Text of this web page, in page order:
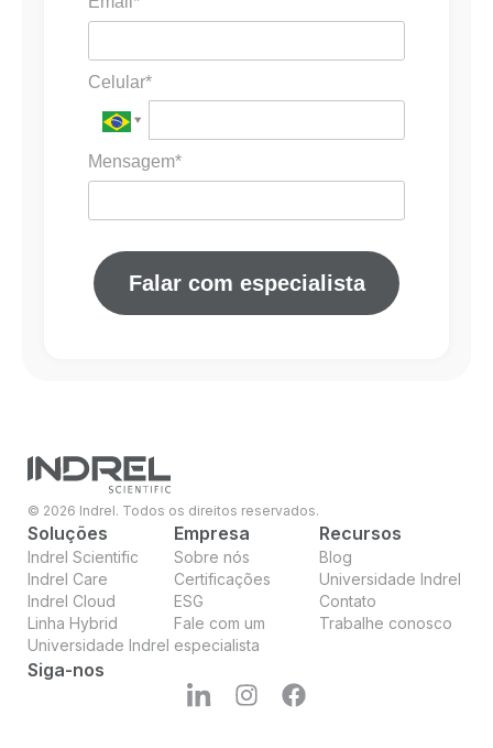
Celular*
Mensagem*
Falar com especialista
© 2026 Indrel. Todos os direitos reservados.
Soluções
Indrel Scientific
Indrel Care
Indrel Cloud
Linha Hybrid
Universidade Indrel
Empresa
Sobre nós
Certificações
ESG
Fale com um
especialista
Recursos
Blog
Universidade Indrel
Contato
Trabalhe conosco
Siga-nos